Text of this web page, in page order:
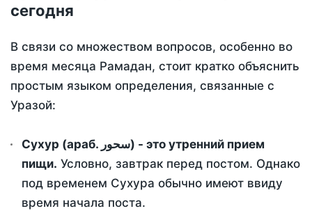
сегодня
В связи со множеством вопросов, особенно во
время месяца Рамадан, стоит кратко объяснить
простым языком определения, связанные с
Уразой:
Сухур (араб. سحور) - это утренний прием
пищи. Условно, завтрак перед постом. Однако
под временем Сухура обычно имеют ввиду
время начала поста.